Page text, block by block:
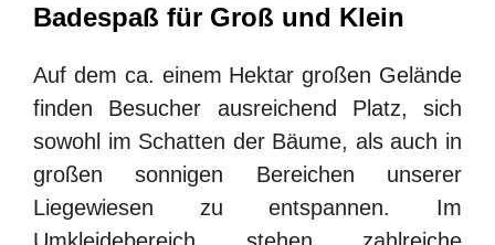
Badespaß für Groß und Klein
Auf dem ca. einem Hektar großen Gelände
finden Besucher ausreichend Platz, sich
sowohl im Schatten der Bäume, als auch in
großen sonnigen Bereichen unserer
Liegewiesen zu entspannen. Im